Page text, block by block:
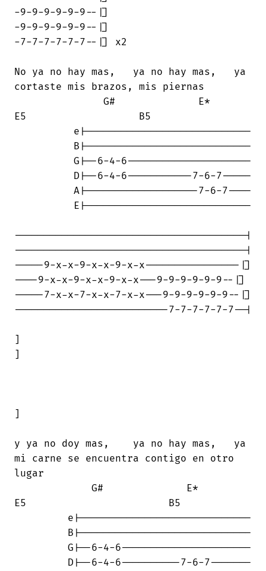
-9-9-9-9-9-9--|]
-9-9-9-9-9-9--|]
-7-7-7-7-7-7--|] x2
No ya no hay mas,   ya no hay mas,   ya
cortaste mis brazos, mis piernas
               G#              E*
E5                   B5
          e|----------------------------
          B|----------------------------
          G|--6-4-6---------------------
          D|--6-4-6-----------7-6-7-----
          A|-------------------7-6-7----
          E|----------------------------
---------------------------------------|
---------------------------------------|
-----9-x-x-9-x-x-9-x-x----------------|]
----9-x-x-9-x-x-9-x-x---9-9-9-9-9-9--|]
-----7-x-x-7-x-x-7-x-x---9-9-9-9-9-9--|]
--------------------------7-7-7-7-7-7--|
]
]
]
y ya no doy mas,    ya no hay mas,   ya
mi carne se encuentra contigo en otro
lugar
             G#              E*
E5                        B5
         e|-----------------------------
         B|-----------------------------
         G|--6-4-6----------------------
         D|--6-4-6----------7-6-7-------